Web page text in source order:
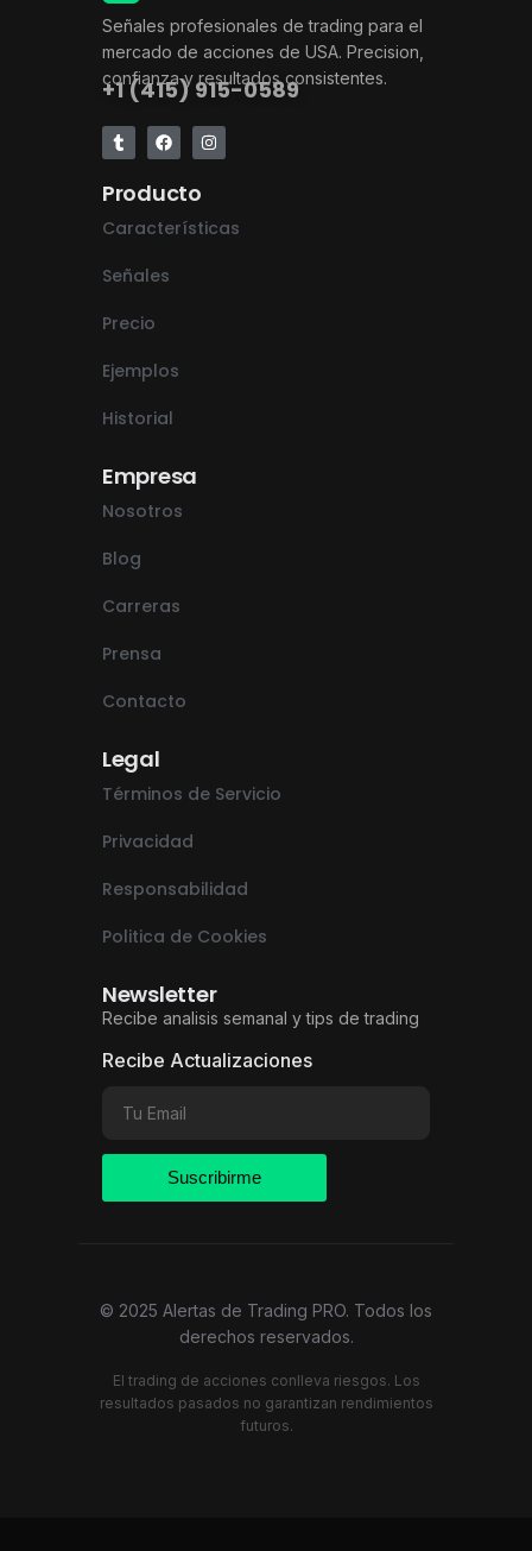
Señales profesionales de trading para el
mercado de acciones de USA. Precision,
confianza y resultados consistentes.
+1 (415) 915-0589
Producto
Características
Señales
Precio
Ejemplos
Historial
Empresa
Nosotros
Blog
Carreras
Prensa
Contacto
Legal
Términos de Servicio
Privacidad
Responsabilidad
Politica de Cookies
Newsletter
Recibe analisis semanal y tips de trading
Recibe Actualizaciones
Suscribirme
© 2025 Alertas de Trading PRO. Todos los
derechos reservados.
El trading de acciones conlleva riesgos. Los
resultados pasados no garantizan rendimientos
futuros.